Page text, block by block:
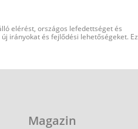
elérést, országos lefedettséget és
irányokat és fejlődési lehetőségeket. Ez
Magazin